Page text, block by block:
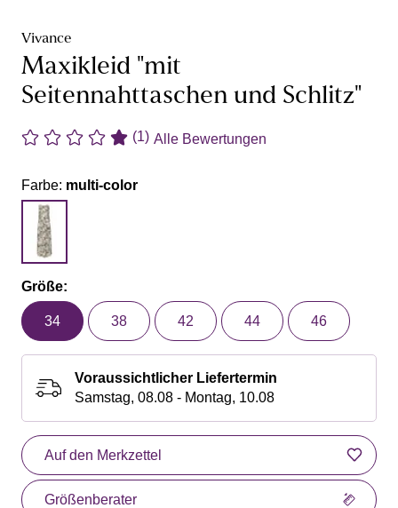
Vivance
Maxikleid "mit
Seitennahttaschen und Schlitz"
(1) Alle Bewertungen
Farbe: multi-color
Größe:
34 38 42 44 46
Voraussichtlicher Liefertermin
Samstag, 08.08 - Montag, 10.08
Auf den Merkzettel
Größenberater